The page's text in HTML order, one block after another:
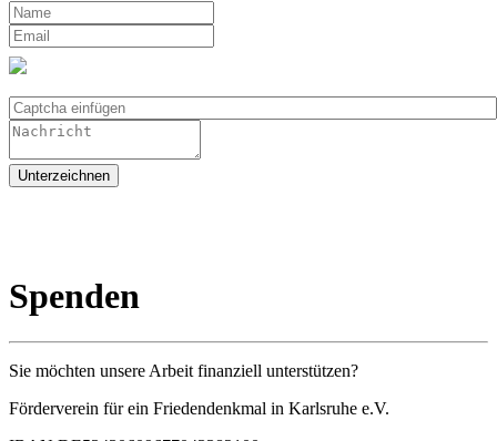
Spenden
Sie möchten unsere Arbeit finanziell unterstützen?
Förderverein für ein Friedendenkmal in Karlsruhe e.V.